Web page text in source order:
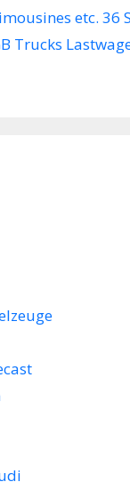
etc. 36
Trucks